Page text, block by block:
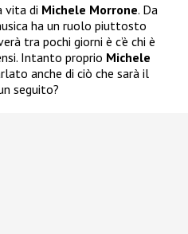
vita di Michele Morrone. Da
ha un ruolo piuttosto
tra pochi giorni è c’è chi è
Intanto proprio Michele
anche di ciò che sarà il
seguito?